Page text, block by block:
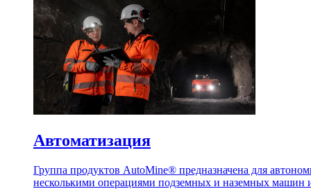
Автоматизация
Группа продуктов AutoMine® предназначена для
несколькими операциями подземных и наземных машин